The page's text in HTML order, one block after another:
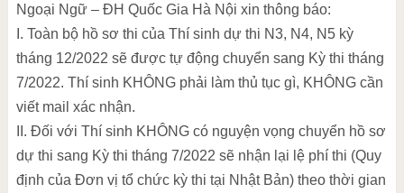
Ngoại Ngữ – ĐH Quốc Gia Hà Nội xin thông báo:
I. Toàn bộ hồ sơ thi của Thí sinh dự thi N3, N4, N5 kỳ
tháng 12/2022 sẽ được tự động chuyển sang Kỳ thi tháng
7/2022. Thí sinh KHÔNG phải làm thủ tục gì, KHÔNG cần
viết mail xác nhận.
II. Đối với Thí sinh KHÔNG có nguyện vọng chuyển hồ sơ
dự thi sang Kỳ thi tháng 7/2022 sẽ nhận lại lệ phí thi (Quy
định của Đơn vị tổ chức kỳ thi tại Nhật Bản) theo thời gian